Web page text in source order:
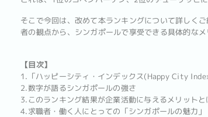
そこで今回は、改めて本ランキングについて詳しく
者の観点から、シンガポールで享受できる具体的な
【目次】
1.「ハッピーシティ・インデックス(Happy City
2.数字が語るシンガポールの強さ
3.このランキング結果が企業活動に与えるメリットと
4.求職者・働く人にとっての「シンガポールの魅力」